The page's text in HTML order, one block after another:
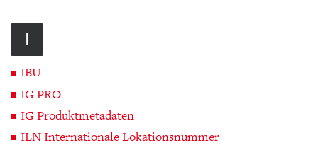
I
IBU
IG PRO
IG Produktmetadaten
ILN Internationale Lokationsnummer